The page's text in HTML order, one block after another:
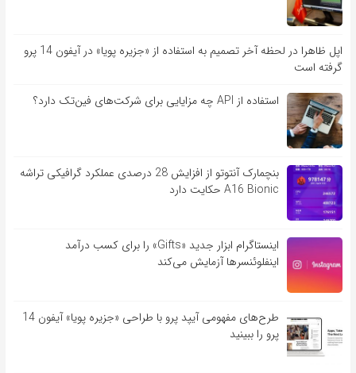
اپل ظاهرا در لحظه آخر تصمیم به استفاده از «جزیره پویا» در آیفون 14 پرو
گرفته است
استفاده از API چه مزایایی برای شرکت‌های فین‌تک دارد؟
بنچمارک آنتوتو از افزایش 28 درصدی عملکرد گرافیکی تراشه
A16 Bionic حکایت دارد
اینستاگرام ابزار جدید «Gifts» را برای کسب درآمد
اینفلوئنسرها آزمایش می‌کند
طرح‌های مفهومی آیپد پرو با طراحی «جزیره پویا» آیفون 14
پرو را ببینید